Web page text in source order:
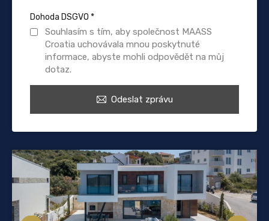
Dohoda DSGVO *
Souhlasím s tím, aby společnost MAASS
Croatia uchovávala mnou poskytnuté
informace, abyste mohli odpovědět na můj
dotaz.
Odeslat zprávu